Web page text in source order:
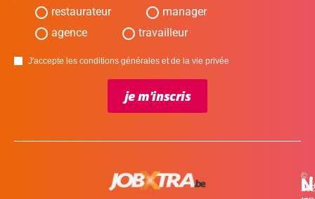
©
restaurateur
manager
agence
travailleur
J'accepte les conditions générales et de la vie privée
je m'inscris